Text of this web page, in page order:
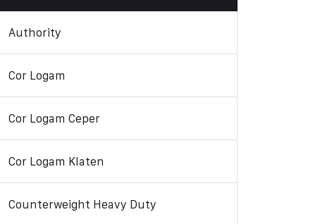
Authority
Cor Logam
Cor Logam Ceper
Cor Logam Klaten
Counterweight Heavy Duty